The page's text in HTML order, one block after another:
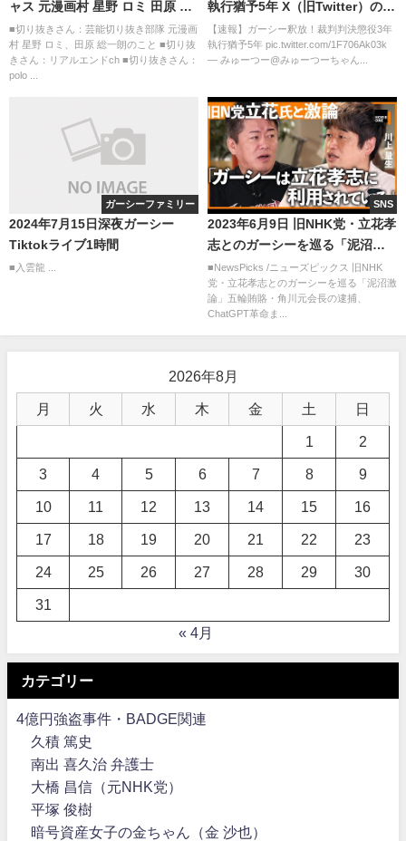
ャス 元漫画村 星野 ロミ 田原 総
一朗のこと
■切り抜きさん：芸能切り抜き部隊 元漫画
村 星野 ロミ、田原 総一朗のこと ■切り抜
きさん：リアルエンドch ■切り抜きさん：
polo ...
執行猶予5年 X（旧Twitter）のま
とめ
【速報】ガーシー釈放！裁判判決懲役3年
執行猶予5年 pic.twitter.com/1F706Ak03k
— みゅーつー@みゅーつーちゃん...
ガーシーファミリー
2024年7月15日深夜ガーシー
Tiktokライブ1時間
■入雲龍 ...
SNS
2023年6月9日 旧NHK党・立花孝
志とのガーシーを巡る「泥沼激
論」五輪賄賂・角川元会長の逮
捕、ChatGPT革命まで…【川上
量生×ホリエモン】
■NewsPicks /ニューズピックス 旧NHK
党・立花孝志とのガーシーを巡る「泥沼激
論」五輪賄賂・角川元会長の逮捕、
ChatGPT革命ま...
2026年8月
月 火 水 木 金 土 日
1 2
3 4 5 6 7 8 9
10 11 12 13 14 15 16
17 18 19 20 21 22 23
24 25 26 27 28 29 30
31
« 4月
カテゴリー
4億円強盗事件・BADGE関連
久積 篤史
南出 喜久治 弁護士
大橋 昌信（元NHK党）
平塚 俊樹
暗号資産女子の金ちゃん（金 沙也）